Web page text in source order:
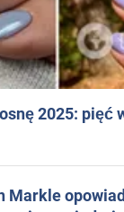
2025: pięć